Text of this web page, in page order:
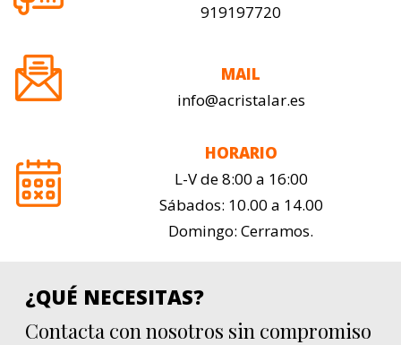
919197720
MAIL
info@acristalar.es
HORARIO
L-V de 8:00 a 16:00
Sábados: 10.00 a 14.00
Domingo: Cerramos.
¿QUÉ NECESITAS?
Contacta con nosotros sin compromiso